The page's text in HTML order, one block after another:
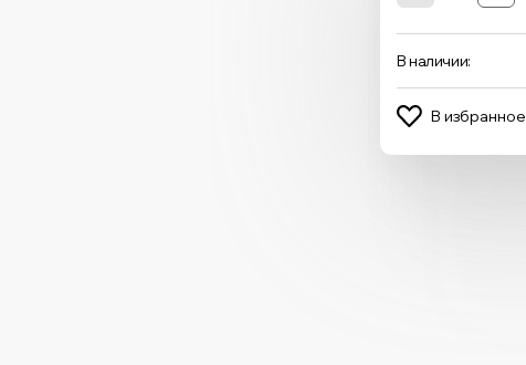
В наличии:
В избранное